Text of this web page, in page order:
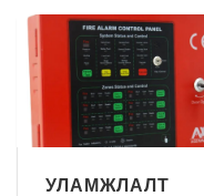
УЛАМЖЛАЛТ